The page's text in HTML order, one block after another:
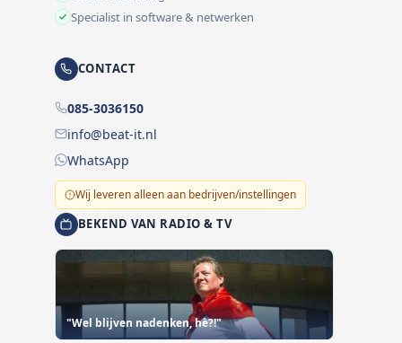
Specialist in software & netwerken
CONTACT
085-3036150
info@beat-it.nl
WhatsApp
Wij leveren alleen aan bedrijven/instellingen
BEKEND VAN RADIO & TV
"Wel blijven nadenken, hè?!"